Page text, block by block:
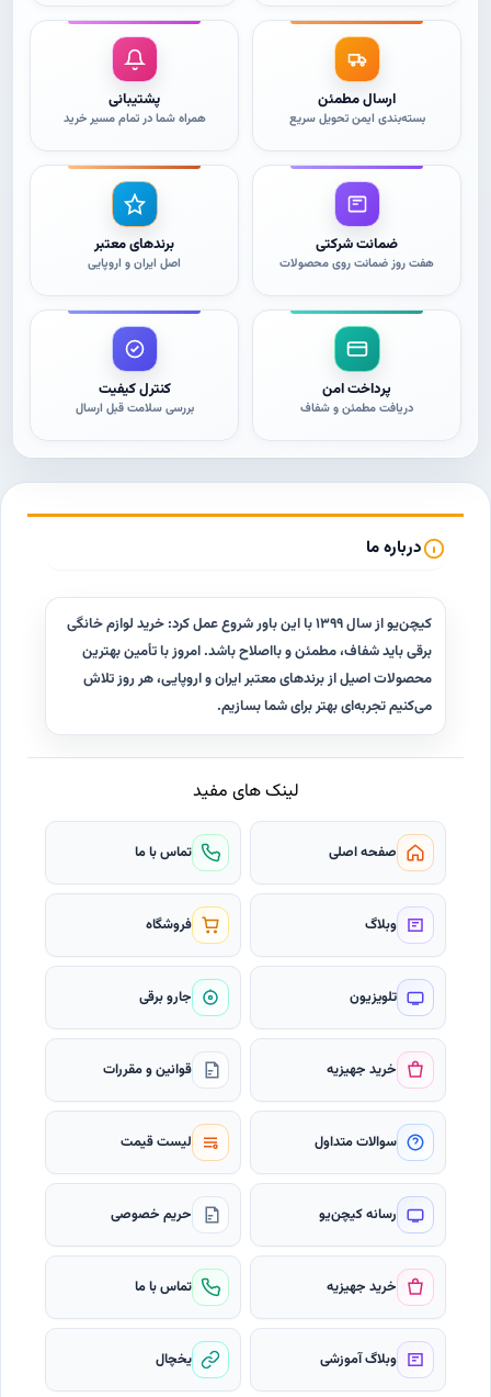
شوند
شوند
ارسال مطمئن
بسته‌بندی ایمن تحویل سریع
پشتیبانی
همراه شما در تمام مسیر خرید
ضمانت شرکتی
هفت روز ضمانت روی محصولات
برندهای معتبر
اصل ایران و اروپایی
پرداخت امن
دریافت مطمئن و شفاف
کنترل کیفیت
بررسی سلامت قبل ارسال
درباره ما
کیچن‌یو از سال ۱۳۹۹ با این باور شروع عمل کرد: خرید لوازم خانگی
برقی باید شفاف، مطمئن و با‌اصلاح باشد. امروز با تأمین بهترین
محصولات اصیل از برندهای معتبر ایران و اروپایی، هر روز تلاش
می‌کنیم تجربه‌ای بهتر برای شما بسازیم.
لینک های مفید
صفحه اصلی تماس با ما
وبلاگ فروشگاه
تلویزیون جارو برقی
خرید جهیزیه قوانین و مقررات
سوالات متداول لیست قیمت
رسانه کیچن‌یو حریم خصوصی
خرید جهیزیه تماس با ما
وبلاگ آموزشی یخچال